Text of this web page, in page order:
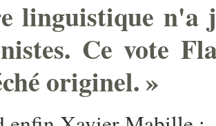
linguistique n'a
Ce vote
originel. »